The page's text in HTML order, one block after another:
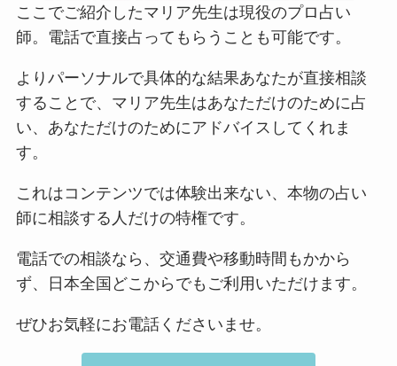
ここでご紹介したマリア先生は現役のプロ占い
師。電話で直接占ってもらうことも可能です。
よりパーソナルで具体的な結果あなたが直接相談
することで、マリア先生はあなただけのために占
い、あなただけのためにアドバイスしてくれま
す。
これはコンテンツでは体験出来ない、本物の占い
師に相談する人だけの特権です。
電話での相談なら、交通費や移動時間もかから
ず、日本全国どこからでもご利用いただけます。
ぜひお気軽にお電話くださいませ。